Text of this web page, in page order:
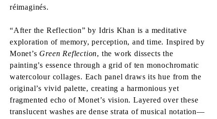
réimaginés.
“After the Reflection” by Idris Khan is a meditative
exploration of memory, perception, and time. Inspired by
Monet’s Green Reflection, the work dissects the
painting’s essence through a grid of ten monochromatic
watercolour collages. Each panel draws its hue from the
original’s vivid palette, creating a harmonious yet
fragmented echo of Monet’s vision. Layered over these
translucent washes are dense strata of musical notation—